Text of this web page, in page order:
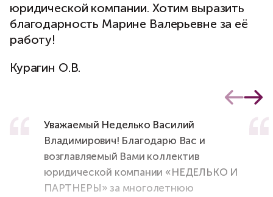
юридической компании. Хотим выразить
благодарность Марине Валерьевне за её
работу!
Курагин О.В.
Уважаемый Неделько Василий
Владимирович! Благодарю Вас и
возглавляемый Вами коллектив
юридической компании «НЕДЕЛЬКО И
ПАРТНЕРЫ» за многолетнюю